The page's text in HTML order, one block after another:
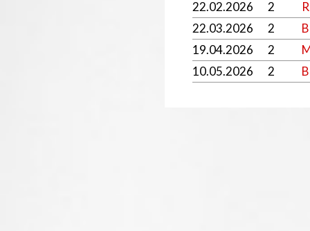
22.02.2026
2
22.03.2026
2
19.04.2026
2
10.05.2026
2